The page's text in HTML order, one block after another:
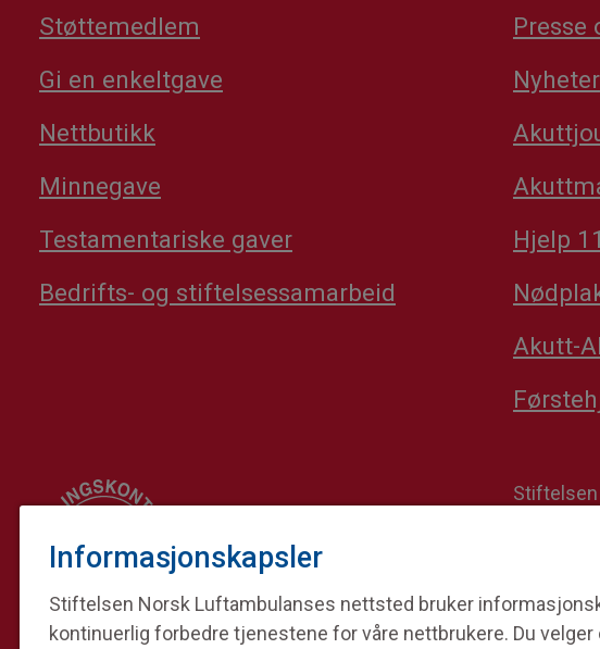
Informasjonskapsler
Stiftelsen Norsk Luftambulanses nettsted bruker
kontinuerlig forbedre tjenestene for våre nettbrukere. Du velger
Støttemedlem
Gi en enkeltgave
Nettbutikk
Minnegave
Testamentariske gaver
Bedrifts- og stiftelsessamarbeid
Presse
Nyheter
Hjelp
Akutt-
operatør